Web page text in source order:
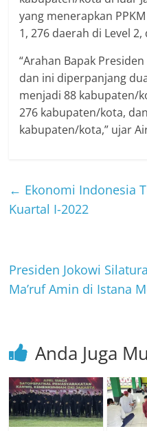
yang menerapkan
1, 276 daerah di Level
“Arahan Bapak
dan ini diperpanjang
menjadi 88 kabupaten/
276 kabupaten/kota,
kabupaten/kota,” ujar
← Ekonomi Indonesia
Kuartal I-2022
Presiden Jokowi
Ma’ruf Amin di Istana
Anda Juga